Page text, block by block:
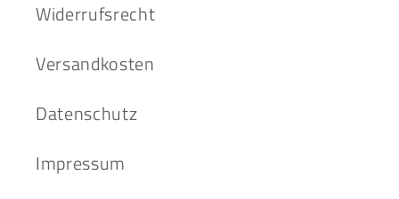
Widerrufsrecht
Versandkosten
Datenschutz
Impressum